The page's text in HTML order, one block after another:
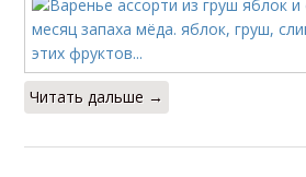
Читать дальше →